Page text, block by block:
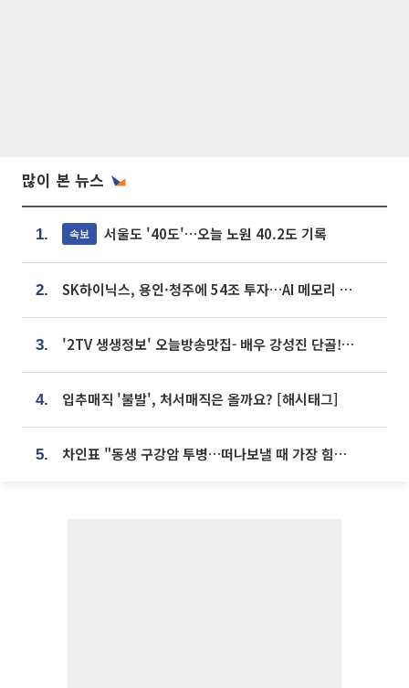
많이 본 뉴스
1. 속보 서울도 '40도'…오늘 노원 40.2도 기록
2. SK하이닉스, 용인·청주에 54조 투자…AI 메모리 생산기지 키운다
3. '2TV 생생정보' 오늘방송맛집- 배우 강성진 단골! 쌀국수ㆍ푸팟퐁 커리 맛집 '블○○○'
4. 입추매직 '불발', 처서매직은 올까요? [해시태그]
5. 차인표 "동생 구강암 투병…떠나보낼 때 가장 힘들었다”